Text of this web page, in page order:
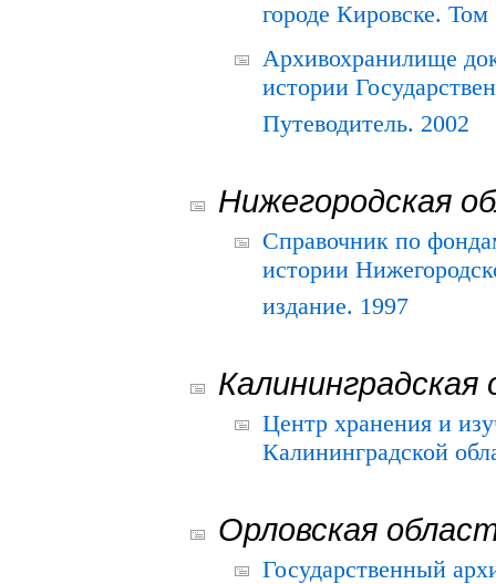
городе Кировске.
Архивохранилище
истории
Путеводитель. 2002
Нижегородская
Справочник по
истории
издание. 1997
Калининградская
Центр хранения и
Калининградской
Орловская
Государственный